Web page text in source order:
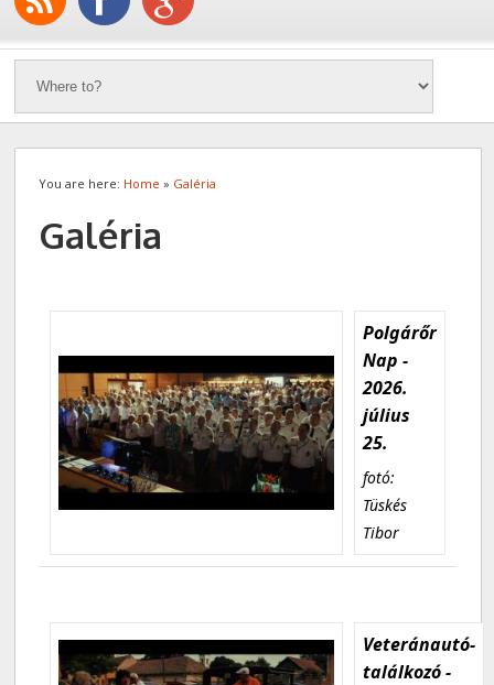
You are here: Home » Galéria
Galéria
Polgárőr
Nap -
2026.
július
25.
fotó:
Tüskés
Tibor
Veteránautó-
találkozó -